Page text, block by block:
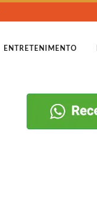
ENTRETENIMENTO